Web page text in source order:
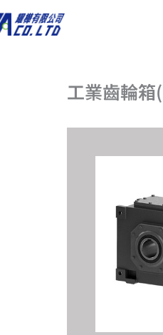
工業齒輪